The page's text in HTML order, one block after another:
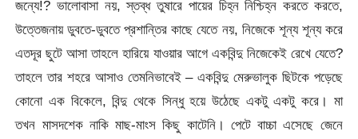
জন্যে!? ভালোবাসা নয়, স্তব্ধ তুষারে পায়ের চিহ্ন নিশ্চিহ্ন করতে করতে,
উত্তেজনায় ডুবতে-ডুবতে প্রশান্তির কাছে যেতে নয়, নিজেকে শূন্য শূন্য করে
এতদূর ছুটে আসা তাহলে হারিয়ে যাওয়ার আগে একবিন্দু নিজেকেই রেখে যেতে?
তাহলে তার শহরে আসাও তেমনিভাবেই – একবিন্দু মেরুভালুক ছিটকে পড়েছে
কোনো এক বিকেলে, বিন্দু থেকে সিন্ধু হয়ে উঠেছে একটু একটু করে। মা
তখন মাসদশেক নাকি মাছ-মাংস কিছু কাটেনি। পেটে বাচ্চা এসেছে জেনে